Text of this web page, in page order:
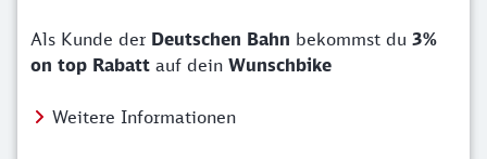
Als Kunde der Deutschen Bahn bekommst du 3%
on top Rabatt auf dein Wunschbike
Weitere Informationen